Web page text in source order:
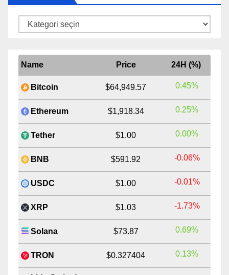
Kategoriler
Name Price 24H (%)
Bitcoin $64,949.57 0.45%
Ethereum $1,918.34 0.25%
Tether $1.00 0.00%
BNB $591.92 -0.06%
USDC $1.00 -0.01%
XRP $1.03 -1.73%
Solana $73.87 0.69%
TRON $0.327404 0.13%